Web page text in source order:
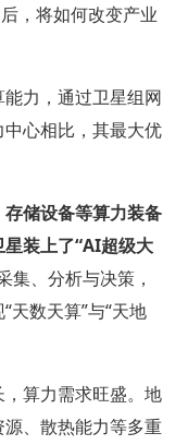
，将如何改变产业
力，通过卫星组网
心相比，其最大优
储设备等算力装备
装上了“AI超级大
集、分析与决策，
天数天算”与“天地
算力需求旺盛。地
、散热能力等多重